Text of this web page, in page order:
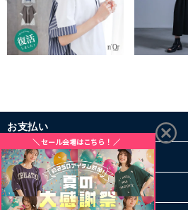
お支払い
配送・送料
お買い物について